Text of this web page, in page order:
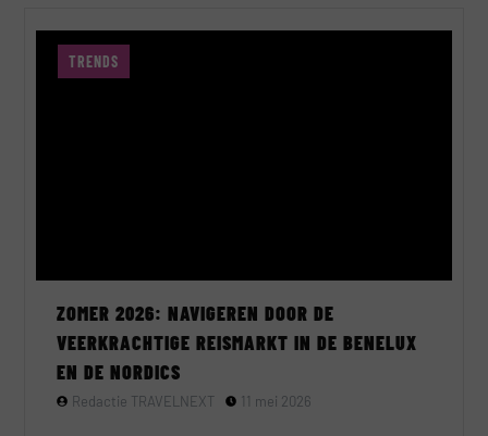
TRENDS
ZOMER 2026: NAVIGEREN DOOR DE
VEERKRACHTIGE REISMARKT IN DE BENELUX
EN DE NORDICS
Redactie TRAVELNEXT 11 mei 2026